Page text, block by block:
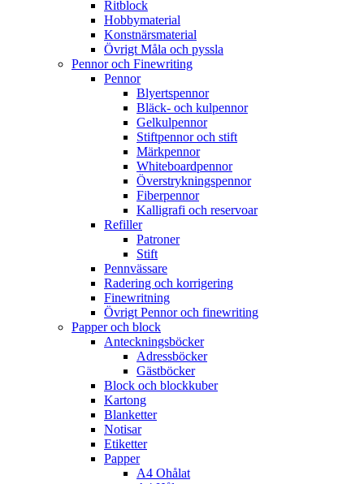
Ritblock
Hobbymaterial
Konstnärsmaterial
Övrigt Måla och pyssla
Pennor och Finewriting
Pennor
Blyertspennor
Bläck- och kulpennor
Gelkulpennor
Stiftpennor och stift
Märkpennor
Whiteboardpennor
Överstrykningspennor
Fiberpennor
Kalligrafi och reservoar
Refiller
Patroner
Stift
Pennvässare
Radering och korrigering
Finewritning
Övrigt Pennor och finewriting
Papper och block
Anteckningsböcker
Adressböcker
Gästböcker
Block och blockkuber
Kartong
Blanketter
Notisar
Etiketter
Papper
A4 Ohålat